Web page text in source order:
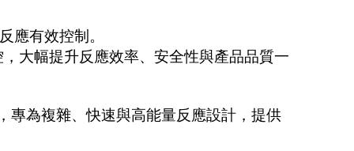
應有效控制。
大幅提升反應效率、安全性與產品品質一
專為複雜、快速與高能量反應設計，提供